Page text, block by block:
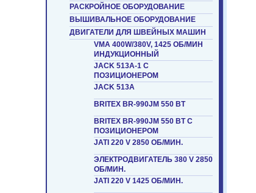
РАСКРОЙНОЕ ОБОРУДОВАНИЕ
ВЫШИВАЛЬНОЕ ОБОРУДОВАНИЕ
ДВИГАТЕЛИ ДЛЯ ШВЕЙНЫХ МАШИН
VMA 400W/380V, 1425 ОБ/МИН
ИНДУКЦИОННЫЙ
JACK 513A-1 С
ПОЗИЦИОНЕРОМ
JACK 513A
BRITEX BR-990JM 550 ВТ
BRITEX BR-990JM 550 ВТ С
ПОЗИЦИОНЕРОМ
JATI 220 V 2850 ОБ/МИН.
ЭЛЕКТРОДВИГАТЕЛЬ 380 V 2850
ОБ/МИН.
JATI 220 V 1425 ОБ/МИН.